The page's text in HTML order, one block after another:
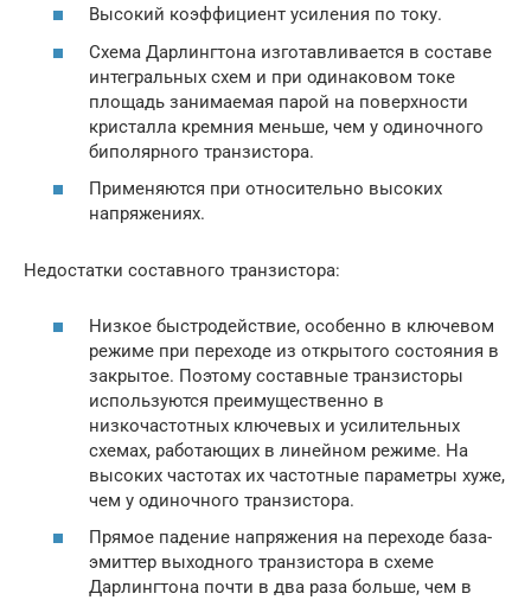
Высокий коэффициент усиления по току.
Схема Дарлингтона изготавливается в составе
интегральных схем и при одинаковом токе
площадь занимаемая парой на поверхности
кристалла кремния меньше, чем у одиночного
биполярного транзистора.
Применяются при относительно высоких
напряжениях.
Недостатки составного транзистора:
Низкое быстродействие, особенно в ключевом
режиме при переходе из открытого состояния в
закрытое. Поэтому составные транзисторы
используются преимущественно в
низкочастотных ключевых и усилительных
схемах, работающих в линейном режиме. На
высоких частотах их частотные параметры хуже,
чем у одиночного транзистора.
Прямое падение напряжения на переходе база-
эмиттер выходного транзистора в схеме
Дарлингтона почти в два раза больше, чем в